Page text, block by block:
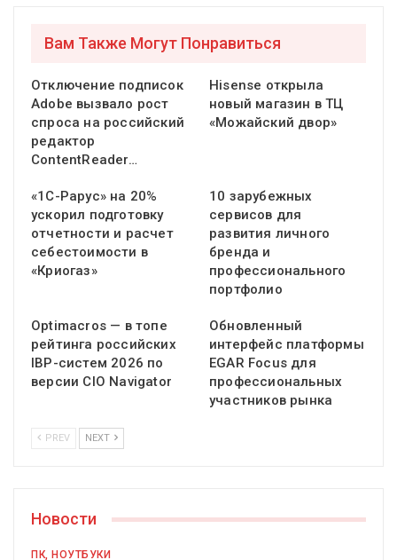
Вам Также Могут Понравиться
Отключение подписок
Adobe вызвало рост
спроса на российский
редактор
ContentReader…
Hisense открыла
новый магазин в ТЦ
«Можайский двор»
«1С-Рарус» на 20%
ускорил подготовку
отчетности и расчет
себестоимости в
«Криогаз»
10 зарубежных
сервисов для
развития личного
бренда и
профессионального
портфолио
Optimacros — в топе
рейтинга российских
IBP-систем 2026 по
версии CIO Navigator
Обновленный
интерфейс платформы
EGAR Focus для
профессиональных
участников рынка
PREV NEXT
Новости
ПК, НОУТБУКИ